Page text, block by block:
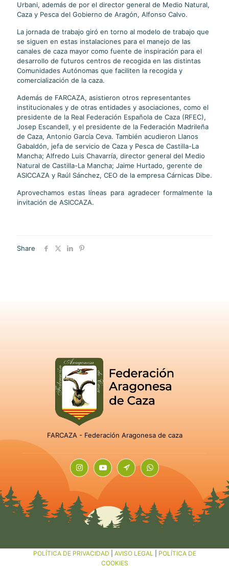
Urbani, además de por el director general de Medio Natural,
Caza y Pesca del Gobierno de Aragón, Alfonso Calvo.
La jornada de trabajo giró en torno al modelo de trabajo que
se siguen en estas instalaciones para el manejo de las
canales de caza mayor como fuente de inspiración para el
desarrollo de futuros centros de recogida en las distintas
Comunidades Autónomas que faciliten la recogida y
comercialización de la caza.
Además de FARCAZA, asistieron otros representantes
institucionales y de otras entidades y asociaciones, como el
presidente de la Real Federación Española de Caza (RFEC),
Josep Escandell, y el presidente de la Federación Madrileña
de Caza, Antonio García Ceva. También acudieron Llanos
Gabaldón, jefa de servicio de Caza y Pesca de Castilla-La
Mancha; Alfredo Luis Chavarría, director general del Medio
Natural de Castilla-La Mancha; Jaime Hurtado, gerente de
ASICCAZA y Raúl Sánchez, CEO de la empresa Cárnicas Dibe.
Aprovechamos estas líneas para agradecer formalmente la
invitación de ASICCAZA.
Share
FARCAZA - Federación Aragonesa de caza
POLÍTICA DE PRIVACIDAD AVISO LEGAL
POLÍTICA DE
COOKIES